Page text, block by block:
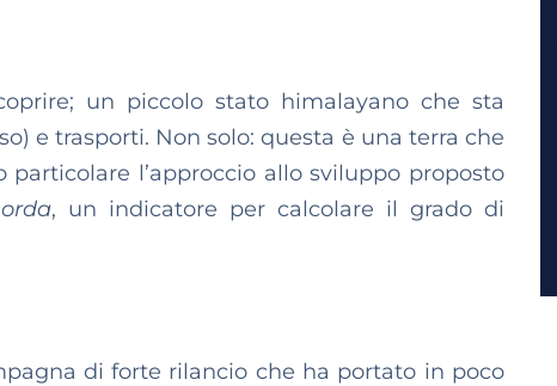
un piccolo stato himalayano che sta
e trasporti. Non solo: questa è una terra che
l’approccio allo sviluppo proposto
, un indicatore per calcolare il grado di
di forte rilancio che ha portato in poco